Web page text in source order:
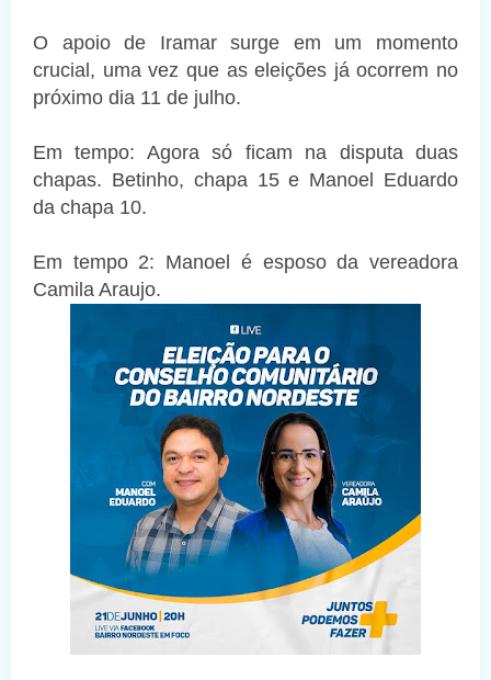
O apoio de Iramar surge em um momento
crucial, uma vez que as eleições já ocorrem no
próximo dia 11 de julho.
Em tempo: Agora só ficam na disputa duas
chapas. Betinho, chapa 15 e Manoel Eduardo
da chapa 10.
Em tempo 2: Manoel é esposo da vereadora
Camila Araujo.